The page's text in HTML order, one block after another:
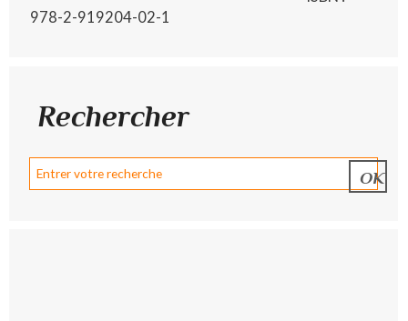
978-2-919204-02-1
Rechercher